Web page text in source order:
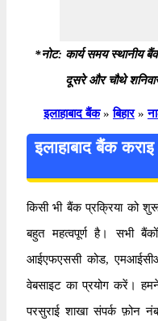
*नोट: कार्य समय स्थानीय
दूसरे और चौथे
इलाहाबाद बैंक » बिहार »
इलाहाबाद बैंक
किसी भी बैंक प्रक्रिया को
बहुत महत्वपूर्ण है। सभी
आईएफएससी कोड,
वेबसाइट का प्रयोग करें।
परसुराई शाखा संपर्क फ़ोन